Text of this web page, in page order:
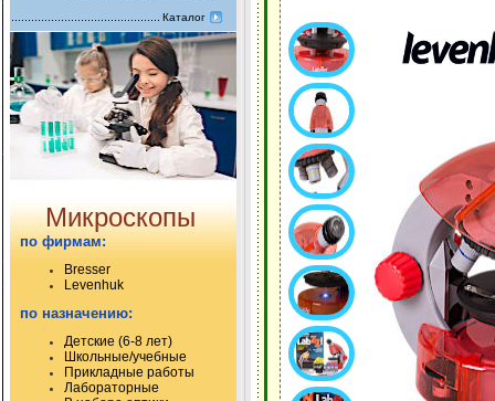
Каталог
Микроскопы
по фирмам:
Bresser
Levenhuk
по назначению:
Детские (6-8 лет)
Школьные/учебные
Прикладные работы
Лабораторные